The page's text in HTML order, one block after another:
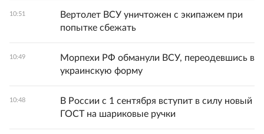
10:51
Вертолет ВСУ уничтожен с экипажем при
попытке сбежать
10:49
Морпехи РФ обманули ВСУ, переодевшись в
украинскую форму
10:48
В России с 1 сентября вступит в силу новый
ГОСТ на шариковые ручки